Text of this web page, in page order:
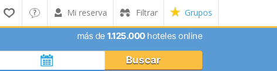
Grupos
Filtrar
Mi reserva
más de 1.125.000hoteles online
Buscar